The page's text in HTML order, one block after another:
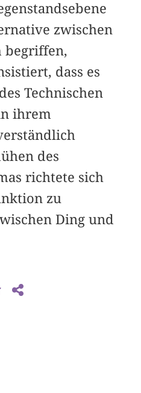
zwischen
begriffen,
dass es
Technischen
ihrem
des
richtete sich
zu
Ding und